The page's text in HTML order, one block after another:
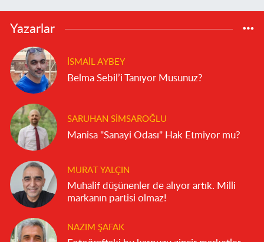
Yazarlar
İSMAIL AYBEY
Belma Sebil’i Tanıyor Musunuz?
SARUHAN SIMSAROĞLU
Manisa "Sanayi Odası" Hak Etmiyor mu?
MURAT YALÇIN
Muhalif düşünenler de alıyor artık. Milli
markanın partisi olmaz!
NAZIM ŞAFAK